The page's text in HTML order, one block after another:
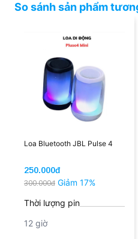
dễ dàng và
So sánh sản phẩm
Loa Bluetooth JBL Pulse 4
250.000đ
300.000đ Giảm 17%
Thời lượng pin
12 giờ